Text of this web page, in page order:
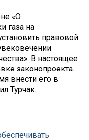
«О
газа на
правовой
В настоящее
законопроекта.
внести его в
Турчак.